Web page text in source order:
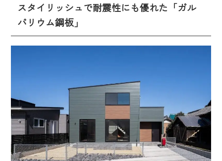
スタイリッシュで耐震性にも優れた「ガル
バリウム鋼板」